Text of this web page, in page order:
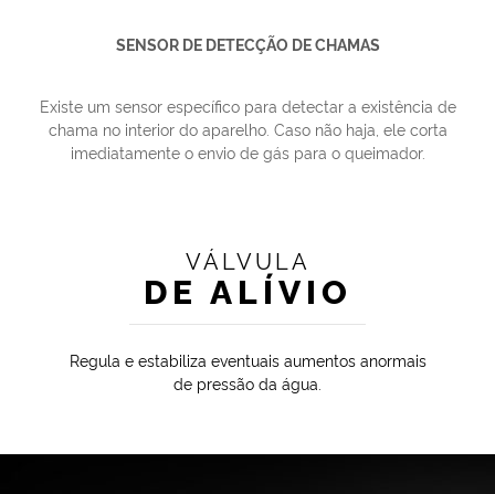
SENSOR DE DETECÇÃO DE CHAMAS
Existe um sensor específico para detectar a existência de
chama no interior do aparelho. Caso não haja, ele corta
imediatamente o envio de gás para o queimador.
VÁLVULA
DE ALÍVIO
Regula e estabiliza eventuais aumentos anormais
de pressão da água.